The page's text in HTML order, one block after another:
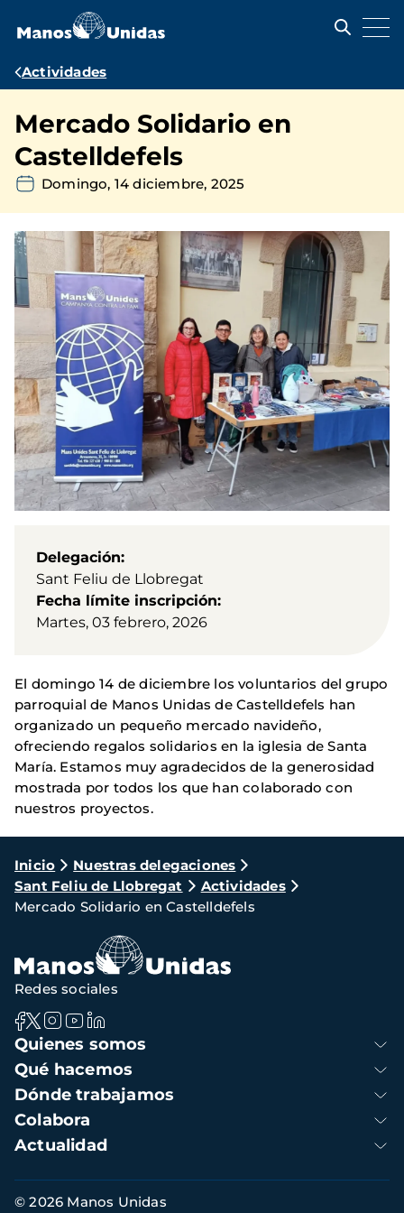
contenido
Ruta
navegación
Actividades
Mercado Solidario en
Castelldefels
Domingo, 14 diciembre, 2025
Delegación
Sant Feliu de Llobregat
Fecha límite inscripción
Martes, 03 febrero, 2026
El domingo 14 de diciembre los voluntarios del grupo
parroquial de Manos Unidas de Castelldefels han
organizado un pequeño mercado navideño,
ofreciendo regalos solidarios en la iglesia de Santa
María. Estamos muy agradecidos de la generosidad
mostrada por todos los que han colaborado con
nuestros proyectos.
Ruta
de
navegación
Inicio
Nuestras delegaciones
Sant Feliu de Llobregat
Actividades
Mercado Solidario en Castelldefels
Navegación
principal
Quienes somos
Qué hacemos
Dónde trabajamos
Colabora
Actualidad
Redes sociales
Información
© 2026 Manos Unidas